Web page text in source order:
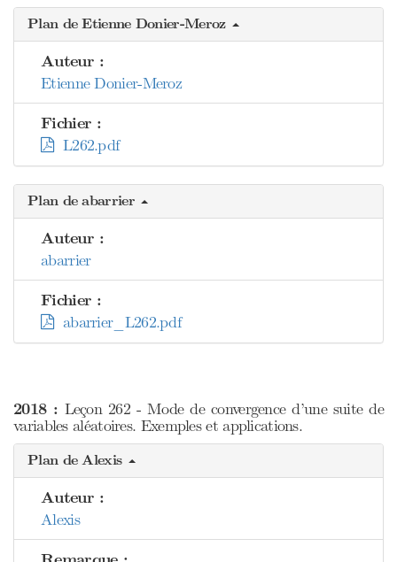
Plan de Etienne Donier-Meroz
Auteur :
Etienne Donier-Meroz
Fichier :
L262.pdf
Plan de abarrier
Auteur :
abarrier
Fichier :
abarrier_L262.pdf
2018 : Leçon 262 - Mode de convergence d’une suite de
variables aléatoires. Exemples et applications.
Plan de Alexis
Auteur :
Alexis